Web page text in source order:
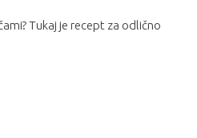
Tukaj je recept za odlično